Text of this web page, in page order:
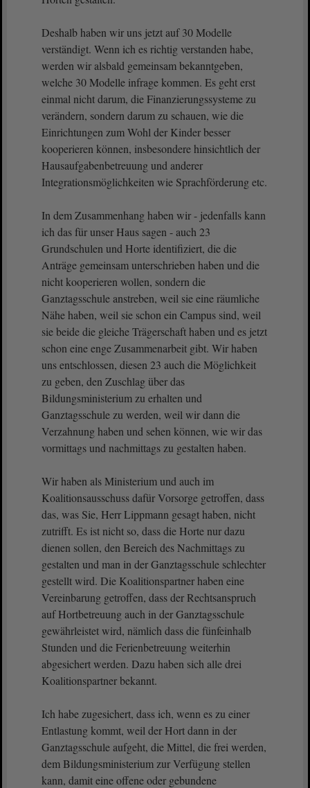
Deshalb haben wir uns jetzt auf 30 Modelle
verständigt. Wenn ich es richtig verstanden habe,
werden wir alsbald gemeinsam bekanntgeben,
welche 30 Modelle infrage kommen. Es geht erst
einmal nicht darum, die Finanzierungssysteme zu
verändern, sondern darum zu schauen, wie die
Einrichtungen zum Wohl der Kinder besser
kooperieren können, insbesondere hinsichtlich der
Hausaufgabenbetreuung und anderer
Integrationsmöglichkeiten wie Sprachförderung etc.
In dem Zusammenhang haben wir - jedenfalls kann
ich das für unser Haus sagen - auch 23
Grundschulen und Horte identifiziert, die die
Anträge gemeinsam unterschrieben haben und die
nicht kooperieren wollen, sondern die
Ganztagsschule anstreben, weil sie eine räumliche
Nähe haben, weil sie schon ein Campus sind, weil
sie beide die gleiche Trägerschaft haben und es jetzt
schon eine enge Zusammenarbeit gibt. Wir haben
uns entschlossen, diesen 23 auch die Möglichkeit
zu geben, den Zuschlag über das
Bildungsministerium zu erhalten und
Ganztagsschule zu werden, weil wir dann die
Verzahnung haben und sehen können, wie wir das
vormittags und nachmittags zu gestalten haben.
Wir haben als Ministerium und auch im
Koalitionsausschuss dafür Vorsorge getroffen, dass
das, was Sie, Herr Lippmann gesagt haben, nicht
zutrifft. Es ist nicht so, dass die Horte nur dazu
dienen sollen, den Bereich des Nachmittags zu
gestalten und man in der Ganztagsschule schlechter
gestellt wird. Die Koalitionspartner haben eine
Vereinbarung getroffen, dass der Rechtsanspruch
auf Hortbetreuung auch in der Ganztagsschule
gewährleistet wird, nämlich dass die fünfeinhalb
Stunden und die Ferienbetreuung weiterhin
abgesichert werden. Dazu haben sich alle drei
Koalitionspartner bekannt.
Ich habe zugesichert, dass ich, wenn es zu einer
Entlastung kommt, weil der Hort dann in der
Ganztagsschule aufgeht, die Mittel, die frei werden,
dem Bildungsministerium zur Verfügung stellen
kann, damit eine offene oder gebundene